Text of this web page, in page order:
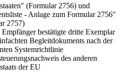
(Formular 2756) und
- Anlage zum Formular 2756"
2757)
Empfänger bestätigte dritte Exemplar
Begleitdokuments nach der
Systemrichtlinie
des anderen
der EU